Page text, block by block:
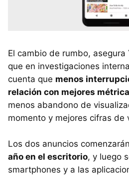
El cambio de rumbo, asegura
que en investigaciones
cuenta que menos
relación con mejores
menos abandono de
momento y mejores cifras de
Los dos anuncios
año en el escritorio, y luego
smartphones y a las